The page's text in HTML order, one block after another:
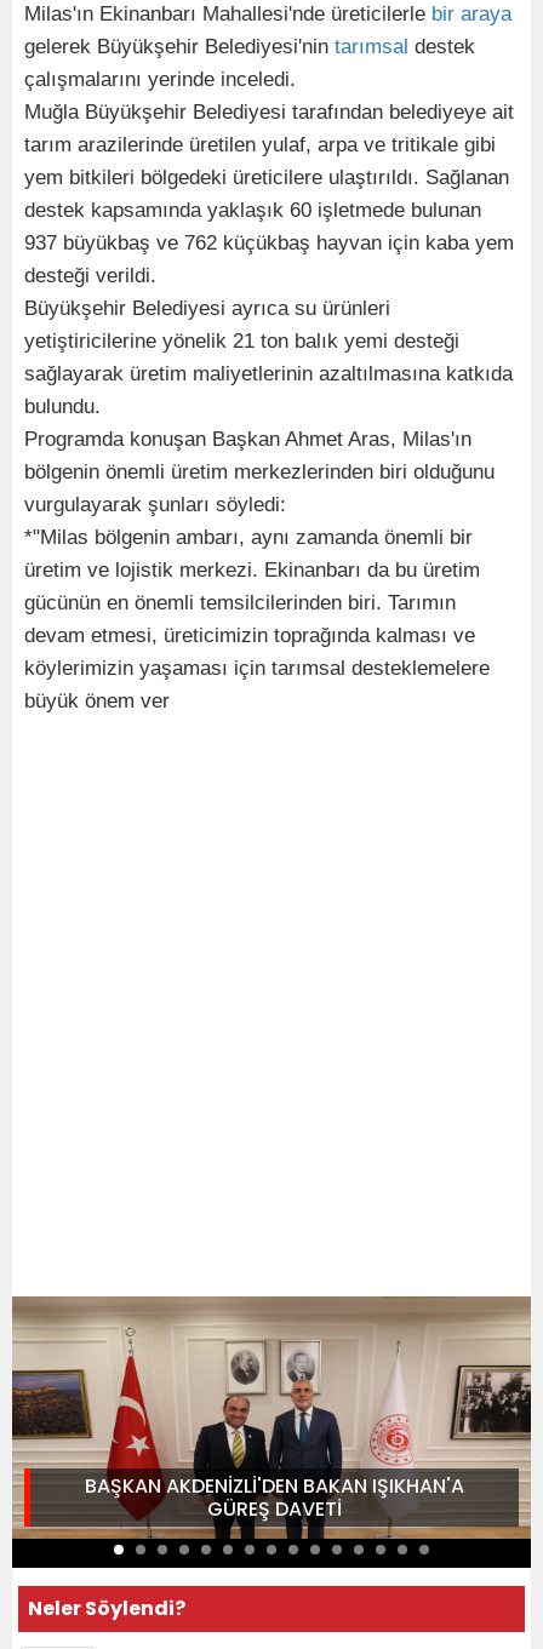
Milas'ın Ekinanbarı Mahallesi'nde üreticilerle bir araya
gelerek Büyükşehir Belediyesi'nin tarımsal destek
çalışmalarını yerinde inceledi.
Muğla Büyükşehir Belediyesi tarafından belediyeye ait
tarım arazilerinde üretilen yulaf, arpa ve tritikale gibi
yem bitkileri bölgedeki üreticilere ulaştırıldı. Sağlanan
destek kapsamında yaklaşık 60 işletmede bulunan
937 büyükbaş ve 762 küçükbaş hayvan için kaba yem
desteği verildi.
Büyükşehir Belediyesi ayrıca su ürünleri
yetiştiricilerine yönelik 21 ton balık yemi desteği
sağlayarak üretim maliyetlerinin azaltılmasına katkıda
bulundu.
Programda konuşan Başkan Ahmet Aras, Milas'ın
bölgenin önemli üretim merkezlerinden biri olduğunu
vurgulayarak şunları söyledi:
*"Milas bölgenin ambarı, aynı zamanda önemli bir
üretim ve lojistik merkezi. Ekinanbarı da bu üretim
gücünün en önemli temsilcilerinden biri. Tarımın
devam etmesi, üreticimizin toprağında kalması ve
köylerimizin yaşaması için tarımsal desteklemelere
büyük önem ver
BAŞKAN AKDENİZLİ'DEN BAKAN IŞIKHAN'A
GÜREŞ DAVETİ
Neler Söylendi?